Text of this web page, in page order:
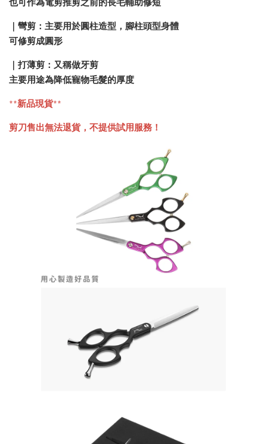
也可作為電剪推剪之前的長毛輔助修短
｜彎剪：主要用於圓柱造型，腳柱頭型身體
可修剪成圓形
｜打薄剪：又稱做牙剪
主要用途為降低寵物毛髮的厚度
**新品現貨**
剪刀售出無法退貨，不提供試用服務！